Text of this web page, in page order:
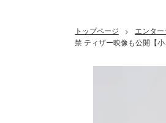
トップページ > エンター
禁 ティザー映像も公開【